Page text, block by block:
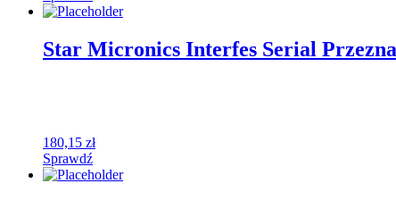
Star Micronics Interfes Serial
180,15 zł
Sprawdź